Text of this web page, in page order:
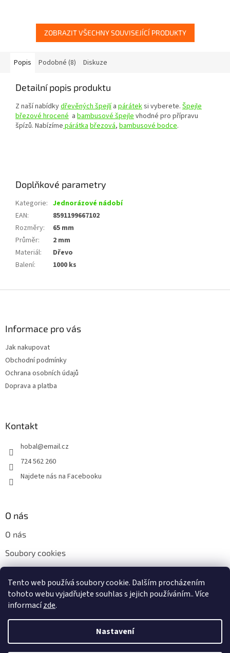
Tento web používá soubory cookie. Dalším procházením
tohoto webu vyjadřujete souhlas s jejich používáním.. Více
informacízde.
Nastavení
ZOBRAZIT VŠECHNY SOUVISEJÍCÍ PRODUKTY
Popis Podobné (8) Diskuze
Detailní popis produktu
Z naší nabídkydřevěných špejlía páráteksi vyberete. Špejle
březové hrocené a bambusové špejlevhodné pro přípravu
špízů. Nabízímepárátkabřezová, bambusové bodce.
Doplňkové parametry
Kategorie: Jednorázové nádobí
EAN:
8591199667102
Rozměry:
65 mm
Průměr:
2 mm
Materiál:
Dřevo
Balení: 1000 ks
Informace pro vás
Jak nakupovat
Obchodní podmínky
Ochrana osobních údajů
Doprava a platba
Kontakt
hobal@email.cz
724 562 260
Najdete nás na Facebooku
O nás
O nás
Soubory cookies
Kontakty
Vytvořil Shoptet